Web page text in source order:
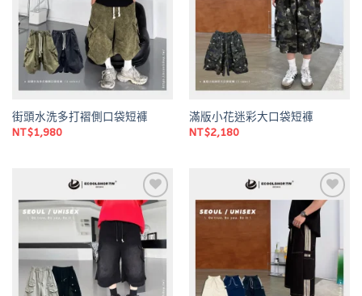
街頭水洗多打褶側口袋短褲
NT$1,980
滿版小花迷彩大口袋短褲
NT$2,180
Add to
wishlist
Add to
wishlist